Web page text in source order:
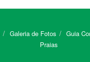
Galeria de Fotos Guia
Praias